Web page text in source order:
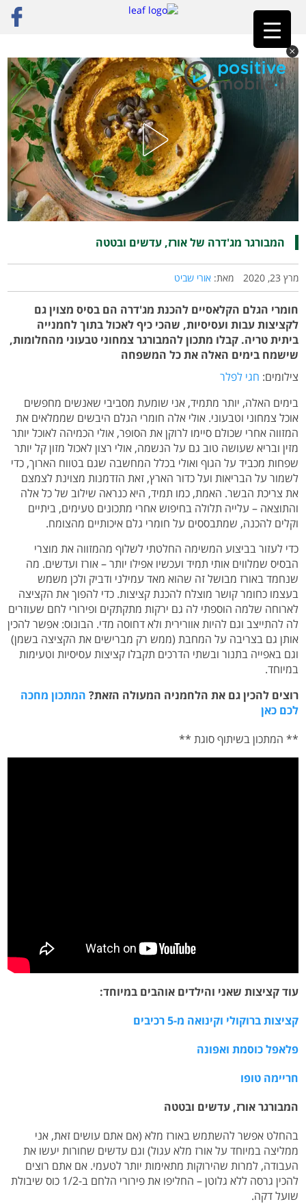
ראשי»רק מתכונים המבורגר מג'דרה של אורז, עדשים ובטטה
המבורגר מג'דרה של אורז, עדשים ובטטה
מרץ 23, 2020 מאת: אורי שביט
חומרי הגלם הקלאסיים להכנת מג'דרה הם בסיס מצוין גם
לקציצות עבות ועסיסיות, שהכי כיף לאכול בתוך לחמנייה
ביתית טריה. קבלו מתכון להמבורגר צמחוני טבעוני מהחלומות,
שישמח בימים האלה את כל המשפחה
צילומים: חגי לפלר
בימים האלה, יותר מתמיד, אני שומעת מסביבי שאנשים מחפשים
אוכל צמחוני וטבעוני. אולי אלה חומרי הגלם היבשים שממלאים את
המזווה אחרי שכולם סיימו לרוקן את הסופר, אולי הכמיהה לאוכל יותר
מזין ובריא שעושה טוב גם על הנשמה, אולי רצון לאכול מזון קל יותר
שפחות מכביד על הגוף ואולי בכלל המחשבה שגם בטווח הארוך, כדי
לשמור על הבריאות ועל כדור הארץ, זאת הזדמנות מצוינת לצמצם
את צריכת הבשר. האמת, כמו תמיד, היא כנראה שילוב של כל אלה
והתוצאה – עלייה תלולה בחיפוש אחרי מתכונים טעימים, ביתיים
וקלים להכנה, שמתבססים על חומרי גלם איכותיים מהצומח.
כדי לעזור בביצוע המשימה החלטתי לשלוף מהמזווה את מוצרי
הבסיס שמלווים אותי תמיד ועכשיו אפילו יותר – אורז ועדשים. מה
שנחמד באורז מבושל זה שהוא מאד עמילני ודביק ולכן משמש
בעצמו כחומר קושר מוצלח להכנת קציצות. כדי להפוך את הקציצה
לארוחה שלמה הוספתי לה גם ירקות מתקתקים ופירורי לחם שעוזרים
לה להתייצב וגם להיות אוורירית ולא דחוסה מדי. הבונוס: אפשר להכין
אותן גם בצריבה על המחבת (ממש רק מברישים את הקציצה בשמן)
וגם באפייה בתנור ובשתי הדרכים תקבלו קציצות עסיסיות וטעימות
במיוחד.
רוצים להכין גם את הלחמניה המעולה הזאת? המתכון מחכה
לכם כאן
** המתכון בשיתוף סוגת **
עוד קציצות שאני והילדים אוהבים במיוחד:
קציצות ברוקולי וקינואה מ-5 רכיבים
פלאפל כוסמת ואפונה
חריימה טופו
המבורגר אורז, עדשים ובטטה
בהחלט אפשר להשתמש באורז מלא (אם אתם עושים זאת, אני
ממליצה במיוחד על אורז מלא עגול) וגם עדשים שחורות יעשו את
העבודה, למרות שהירוקות מתאימות יותר לטעמי. אם אתם רוצים
להכין גרסה ללא גלוטן – החליפו את פירורי הלחם ב-1/2 כוס שיבולת
שועל דקה.